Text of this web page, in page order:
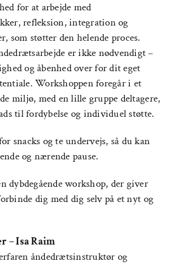
for at arbejde med
refleksion, integration og
som støtter den helende proces.
er ikke nødvendigt –
og åbenhed over for dit eget
Workshoppen foregår i et
miljø, med en lille gruppe deltagere,
til fordybelse og individuel støtte.
snacks og te undervejs, så du kan
og nærende pause.
dybdegående workshop, der giver
dig med dig selv på et nyt og
– Isa Raim
åndedrætsinstruktør og